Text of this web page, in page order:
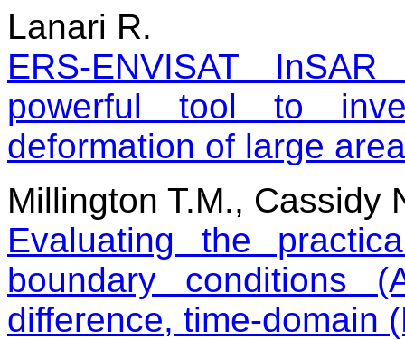
Lanari R.
ERS-ENVISAT
powerful tool to
deformation of large
Millington T.M., Cassidy
Evaluating the
boundary conditions
difference, time-domain